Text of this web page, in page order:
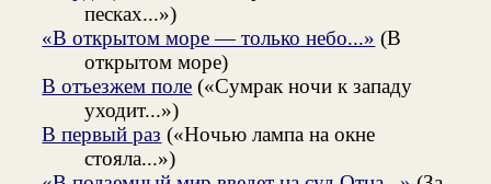
песках...»)
«В открытом море — только небо...» (В
открытом море)
В отъезжем поле («Сумрак ночи к западу
уходит...»)
В первый раз («Ночью лампа на окне
стояла...»)